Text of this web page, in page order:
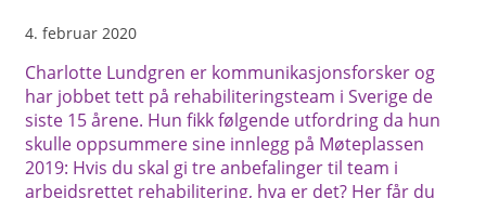
4. februar 2020
Charlotte Lundgren er kommunikasjonsforsker og
har jobbet tett på rehabiliteringsteam i Sverige de
siste 15 årene. Hun fikk følgende utfordring da hun
skulle oppsummere sine innlegg på Møteplassen
2019: Hvis du skal gi tre anbefalinger til team i
arbeidsrettet rehabilitering, hva er det? Her får du